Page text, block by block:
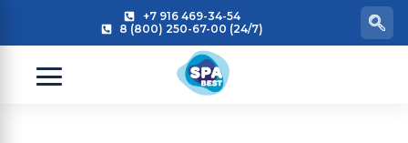
+7 916 469-34-54
8 (800) 250-67-00 (24/7)